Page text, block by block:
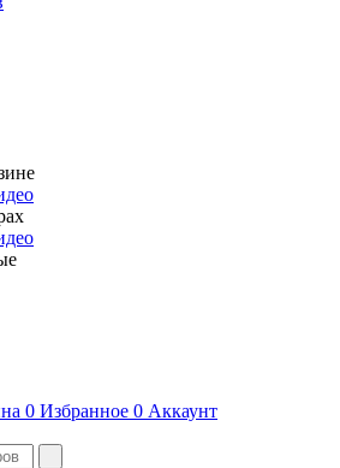
0 Избранное 0 Аккаунт